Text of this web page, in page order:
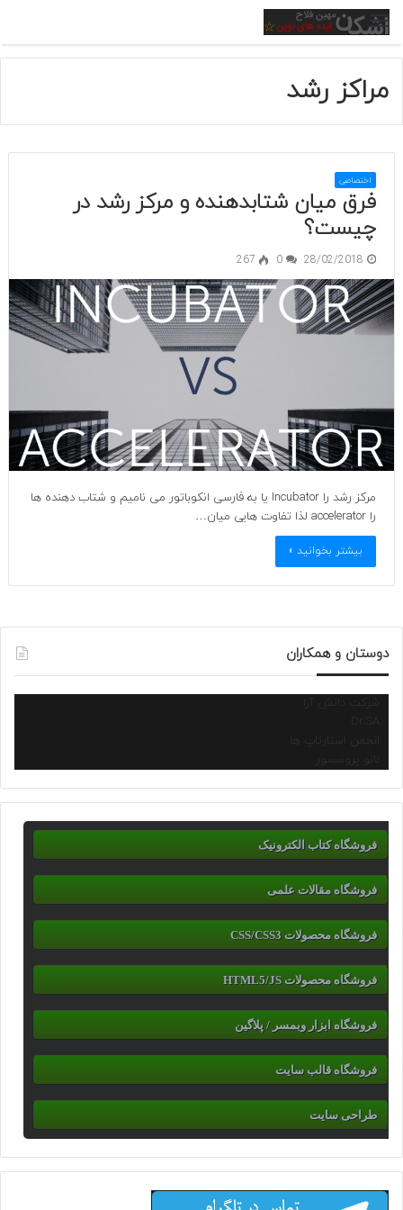
منو
مراکز رشد
اختصاصی
فرق میان شتابدهنده و مرکز رشد در
چیست؟
28/02/2018
0
267
مرکز رشد را Incubator یا به فارسی انکوباتور می نامیم و شتاب دهنده ها
را accelerator لذا تفاوت هایی میان…
بیشتر بخوانید »
دوستان و همکاران
شرکت دانش آرا
انجمن استارتاپ ها
نانو پروسسور
فروشگاه کتاب الکترونیک
فروشگاه مقالات علمی
فروشگاه محصولات CSS/CSS3
فروشگاه محصولات HTML5/JS
فروشگاه ابزار وبمسر / پلاگین
فروشگاه قالب سایت
طراحی سایت